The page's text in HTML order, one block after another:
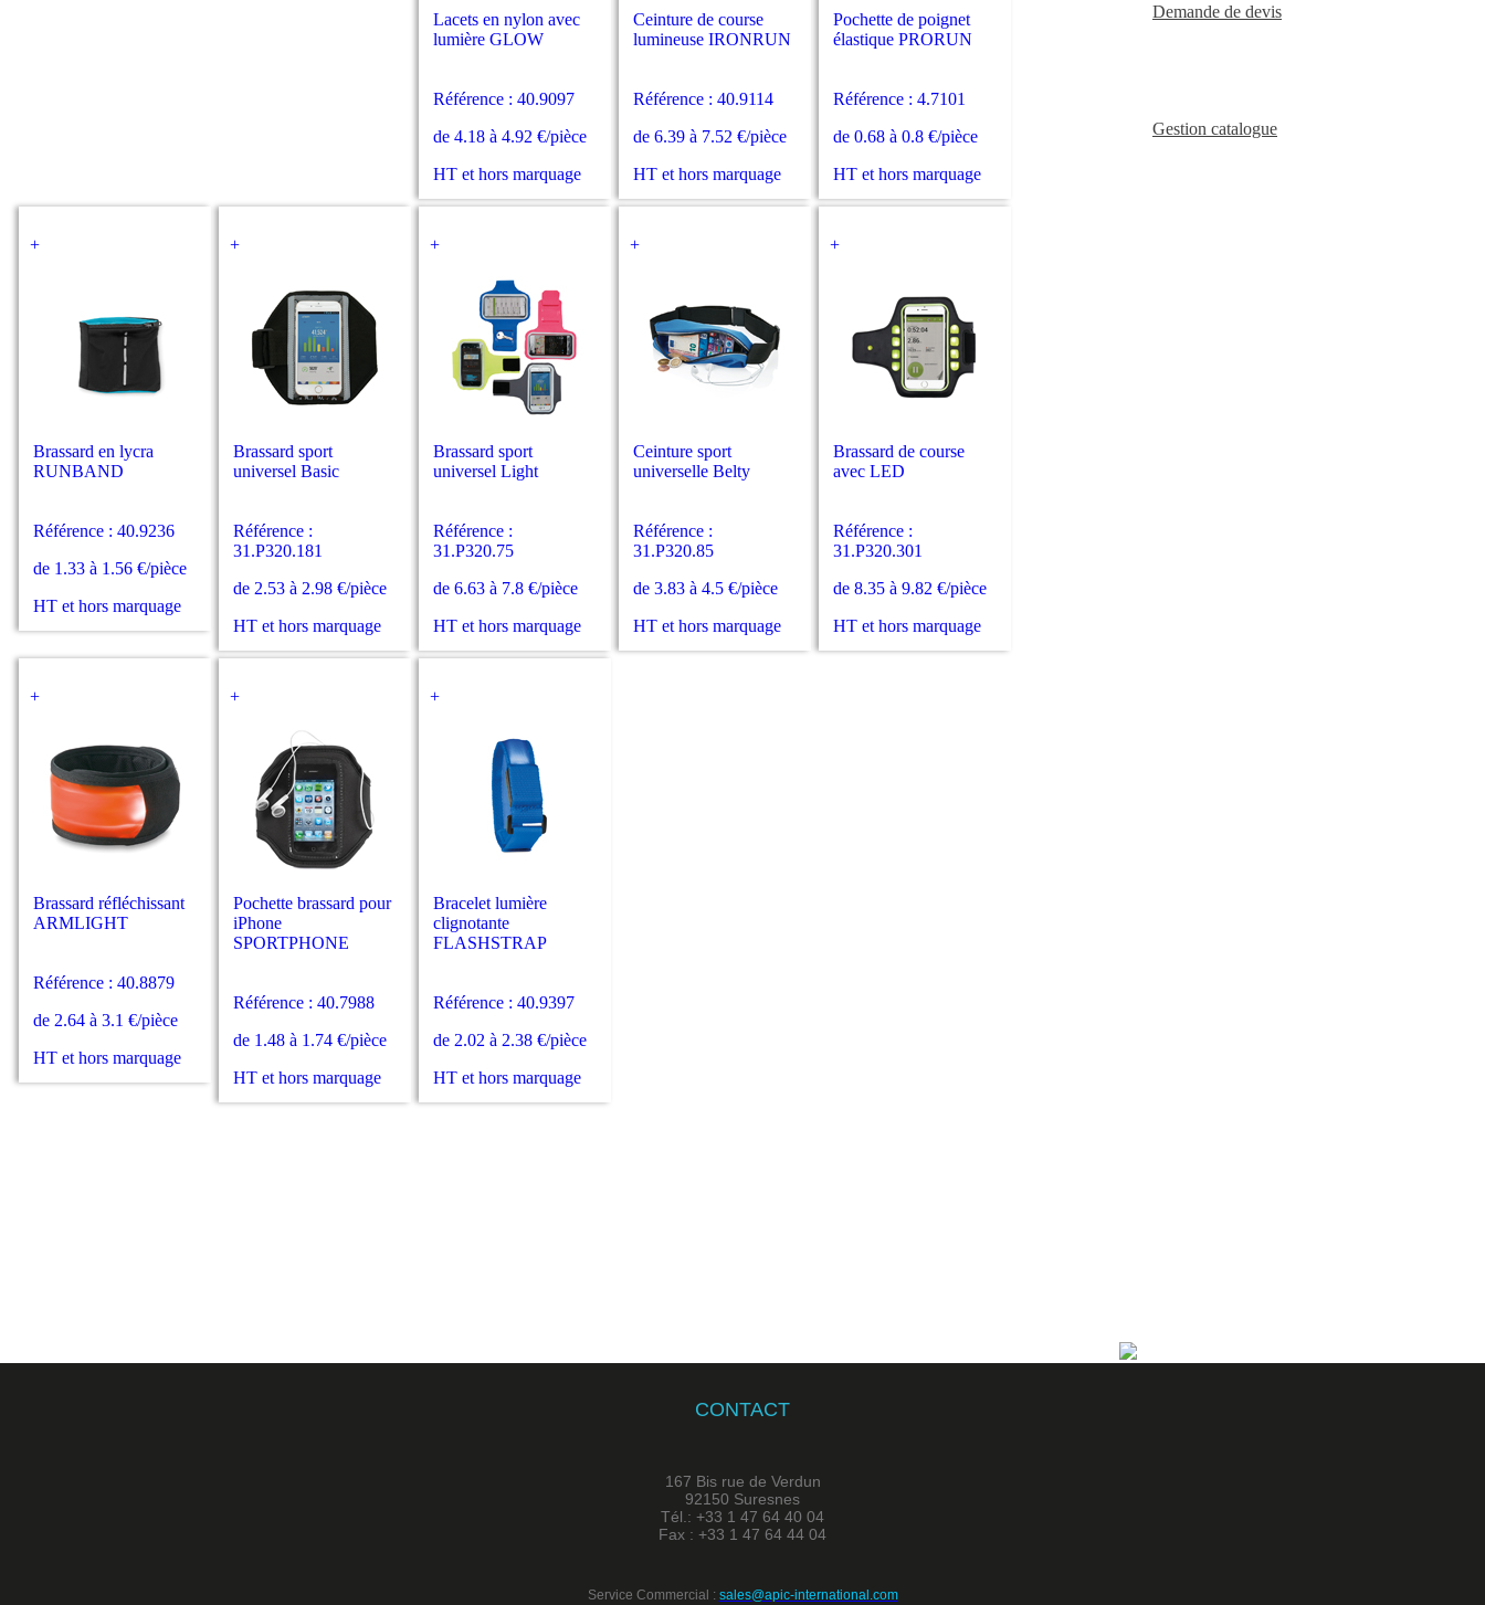
Lacets en nylon avec
lumière GLOW
Référence : 40.9097
de 4.18 à 4.92 €/pièce
HT et hors marquage
Ceinture de course
lumineuse IRONRUN
Référence : 40.9114
de 6.39 à 7.52 €/pièce
HT et hors marquage
Pochette de poignet
élastique PRORUN
Référence : 4.7101
de 0.68 à 0.8 €/pièce
HT et hors marquage
+
Brassard en lycra
RUNBAND
Référence : 40.9236
de 1.33 à 1.56 €/pièce
HT et hors marquage
+
Brassard sport
universel Basic
Référence :
31.P320.181
de 2.53 à 2.98 €/pièce
HT et hors marquage
+
Brassard sport
universel Light
Référence :
31.P320.75
de 6.63 à 7.8 €/pièce
HT et hors marquage
+
Ceinture sport
universelle Belty
Référence :
31.P320.85
de 3.83 à 4.5 €/pièce
HT et hors marquage
+
Brassard de course
avec LED
Référence :
31.P320.301
de 8.35 à 9.82 €/pièce
HT et hors marquage
+
Brassard réfléchissant
ARMLIGHT
Référence : 40.8879
de 2.64 à 3.1 €/pièce
HT et hors marquage
+
Pochette brassard pour
iPhone
SPORTPHONE
Référence : 40.7988
de 1.48 à 1.74 €/pièce
HT et hors marquage
+
Bracelet lumière
clignotante
FLASHSTRAP
Référence : 40.9397
de 2.02 à 2.38 €/pièce
HT et hors marquage
Demande de devis
Gestion catalogue
CONTACT
167 Bis rue de Verdun
92150 Suresnes
Tél.: +33 1 47 64 40 04
Fax : +33 1 47 64 44 04
Service Commercial : sales@apic-international.com